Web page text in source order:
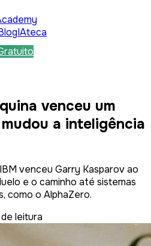
IAteca
venceu um
a inteligência
venceu Garry Kasparov ao
e o caminho até sistemas
como o AlphaZero.
leitura